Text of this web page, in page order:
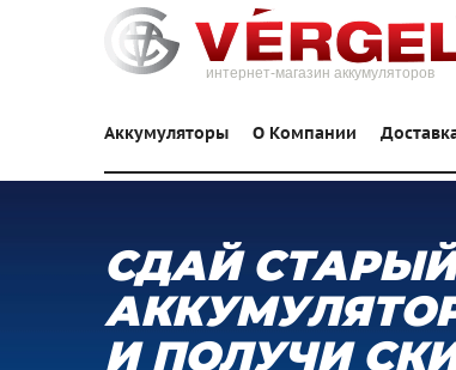
интернет-магазин аккумуляторов
Аккумуляторы О Компании
СДАЙ СТАРЫЙ
И ПОЛУЧИ